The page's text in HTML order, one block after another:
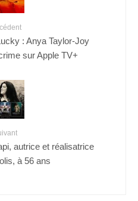
: Anya Taylor-Joy
sur Apple TV+
autrice et réalisatrice
à 56 ans